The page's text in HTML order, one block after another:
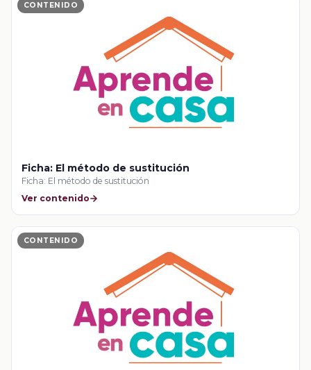
CONTENIDO
Ficha: El método de sustitución
Ficha: El método de sustitución
Ver contenido
CONTENIDO